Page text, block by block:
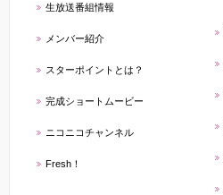
生放送番組情報
メンバー紹介
スターポイントとは？
完成ショートムービー
ニコニコチャンネル
Fresh！